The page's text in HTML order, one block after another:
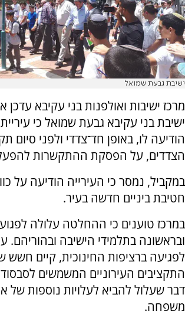
ישיבת גבעת שמואל
מרכז ישיבות ואולפנות בני עקיבא עדכן
ישיבת בני עקיבא גבעת שמואל כי
הודיעה לו, באופן חד־צדדי ולפני סיום
הצדדים, על הפסקת ההתקשרות
במקביל, נמסר כי העירייה הודיעה על
חטיבת ביניים חדשה בעיר.
במרכז טוענים כי ההחלטה עלולה
ובראשונה בתלמידי הישיבה ובהוריהם.
לפגיעה ברציפות החינוכית, קיים חשש
התקציבים העירוניים המשמשים
דבר שעלול להביא לעלויות נוספות של
משפחה.